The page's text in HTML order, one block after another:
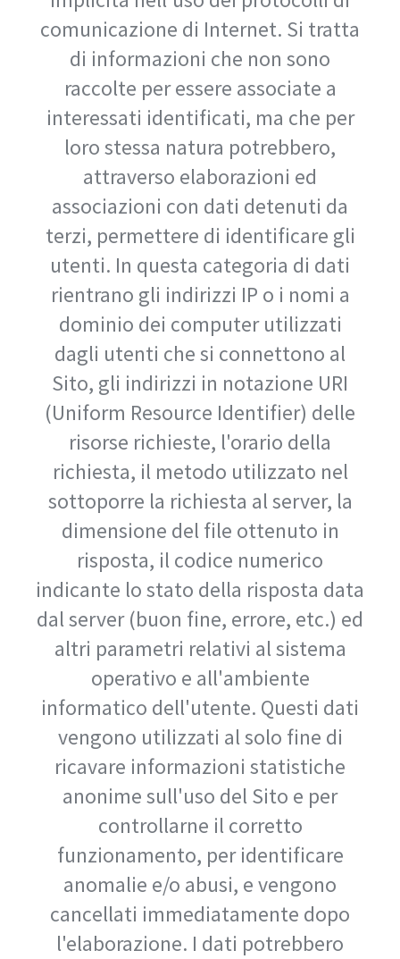
comunicazione di Internet. Si tratta
di informazioni che non sono
raccolte per essere associate a
interessati identificati, ma che per
loro stessa natura potrebbero,
attraverso elaborazioni ed
associazioni con dati detenuti da
terzi, permettere di identificare gli
utenti. In questa categoria di dati
rientrano gli indirizzi IP o i nomi a
dominio dei computer utilizzati
dagli utenti che si connettono al
Sito, gli indirizzi in notazione URI
(Uniform Resource Identifier) delle
risorse richieste, l'orario della
richiesta, il metodo utilizzato nel
sottoporre la richiesta al server, la
dimensione del file ottenuto in
risposta, il codice numerico
indicante lo stato della risposta data
dal server (buon fine, errore, etc.) ed
altri parametri relativi al sistema
operativo e all'ambiente
informatico dell'utente. Questi dati
vengono utilizzati al solo fine di
ricavare informazioni statistiche
anonime sull'uso del Sito e per
controllarne il corretto
funzionamento, per identificare
anomalie e/o abusi, e vengono
cancellati immediatamente dopo
l'elaborazione. I dati potrebbero